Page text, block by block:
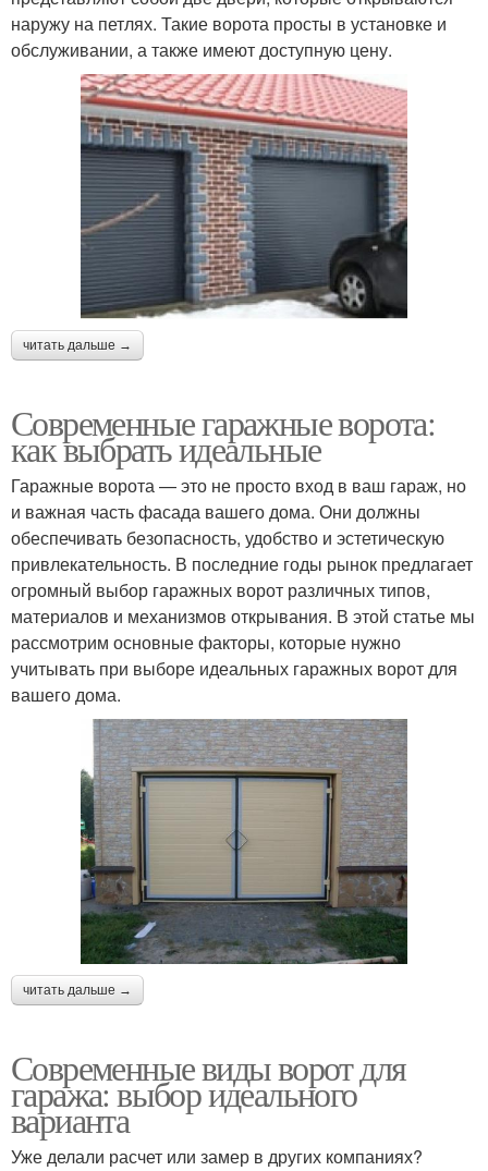
наружу на петлях. Такие ворота просты в установке и
обслуживании, а также имеют доступную цену.
читать дальше →
Современные гаражные ворота:
как выбрать идеальные
Гаражные ворота — это не просто вход в ваш гараж, но
и важная часть фасада вашего дома. Они должны
обеспечивать безопасность, удобство и эстетическую
привлекательность. В последние годы рынок предлагает
огромный выбор гаражных ворот различных типов,
материалов и механизмов открывания. В этой статье мы
рассмотрим основные факторы, которые нужно
учитывать при выборе идеальных гаражных ворот для
вашего дома.
читать дальше →
Современные виды ворот для
гаража: выбор идеального
варианта
Уже делали расчет или замер в других компаниях?